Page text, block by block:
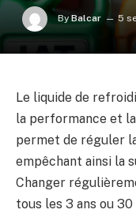
By Balcar 5
Le liquide de
la performance et
permet de réguler
empêchant ainsi la
Changer
tous les 3 ans ou